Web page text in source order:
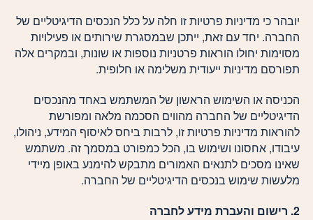
יובהר כי מדיניות פרטיות זו חלה על כלל הנכסים הדיגיטליים של
החברה. יחד עם זאת, ייתכן שבמסגרת שירותים או פעילויות
מסוימות יחולו הוראות פרטניות נוספות או שונות, ובמקרים אלה
תפורסם מדיניות ייעודית משלימה או חלופית.
הכניסה או השימוש הראשון של המשתמש באחד מהנכסים
הדיגיטליים של החברה מהווים הסכמה מלאה ומפורשת
להוראות מדיניות פרטיות זו, לרבות ביחס לאיסוף המידע, ניהולו,
עיבודו, אחסונו ושימוש בו, הכל כמפורט במסמך זה. משתמש
שאינו מסכים לתנאים האמורים מתבקש להימנע באופן מיידי
מלעשות שימוש בנכסים הדיגיטליים של החברה.
2. רישום והעברת מידע לחברה